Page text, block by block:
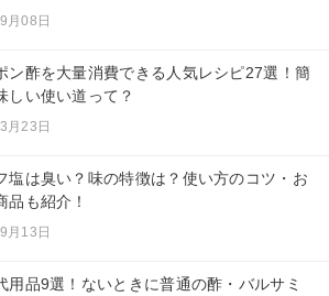
月08日
ン酢を大量消費できる人気レシピ27選！簡
しい使い道って？
月23日
塩は臭い？味の特徴は？使い方のコツ・お
品も紹介！
月13日
用品9選！ないときに普通の酢・バルサミ